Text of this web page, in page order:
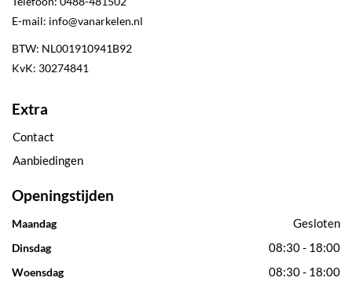
E-mail: info@vanarkelen.nl
BTW: NL001910941B92
KvK: 30274841
Extra
Contact
Aanbiedingen
Openingstijden
Maandag Gesloten
Dinsdag 08:30 - 18:00
Woensdag 08:30 - 18:00